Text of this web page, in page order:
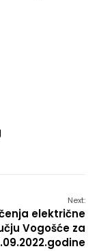
Next:
električne
Vogošće za